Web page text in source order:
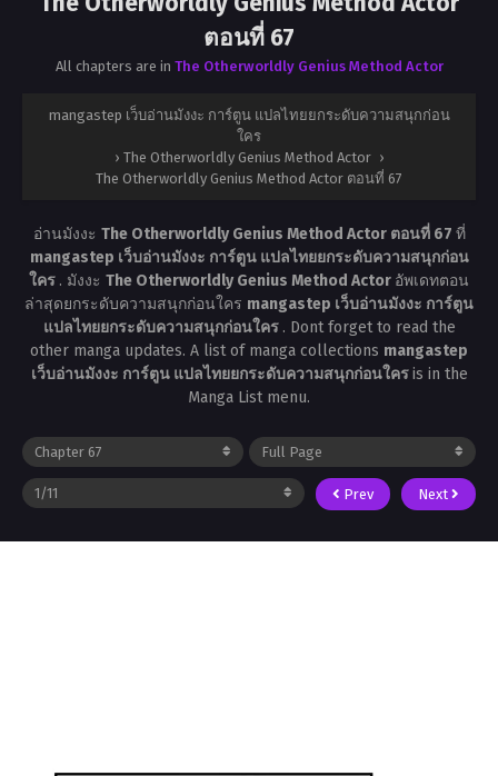
ตอนที่ 67
All chapters are in The Otherworldly Genius Method Actor
mangastep เว็บอ่านมังงะ การ์ตูน แปลไทยยกระดับความสนุกก่อน
ใคร
› The Otherworldly Genius Method Actor ›
The Otherworldly Genius Method Actor ตอนที่ 67
อ่านมังงะ The Otherworldly Genius Method Actor ตอนที่ 67 ที่
mangastep เว็บอ่านมังงะ การ์ตูน แปลไทยยกระดับความสนุกก่อน
ใคร . มังงะ The Otherworldly Genius Method Actor อัพเดทตอน
ล่าสุดยกระดับความสนุกก่อนใคร mangastep เว็บอ่านมังงะ การ์ตูน
แปลไทยยกระดับความสนุกก่อนใคร . Dont forget to read the
other manga updates. A list of manga collections mangastep
เว็บอ่านมังงะ การ์ตูน แปลไทยยกระดับความสนุกก่อนใครis in the
Manga List menu.
Prev Next